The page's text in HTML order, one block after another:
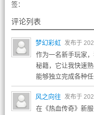
签：
评论列表
梦幻彩虹 发布于
作为一名新手玩家
秘籍，它让我快速
能够独立完成各种
风之向往 发布于
在《热血传奇》新